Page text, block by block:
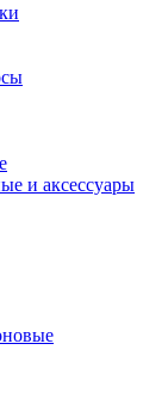
и аксессуары